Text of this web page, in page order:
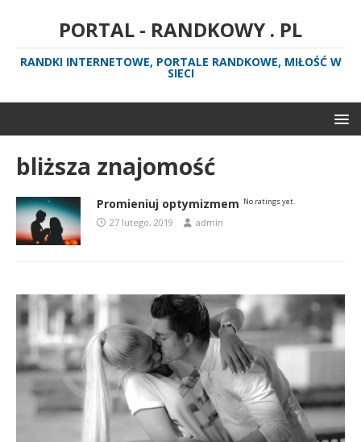
PORTAL - RANDKOWY . PL
RANDKI INTERNETOWE, PORTALE RANDKOWE, MIŁOŚĆ W
SIECI
bliższa znajomość
Promieniuj optymizmem No ratings yet.
27 lutego, 2019 admin